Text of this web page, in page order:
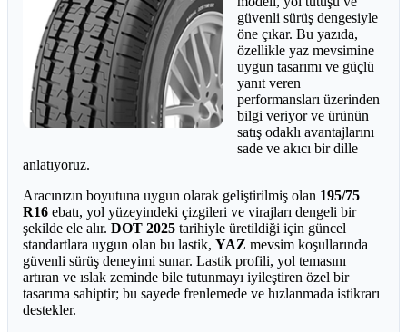
güvenli sürüş dengesiyle
öne çıkar. Bu yazıda,
özellikle yaz mevsimine
uygun tasarımı ve güçlü
yanıt veren
performansları üzerinden
bilgi veriyor ve ürünün
satış odaklı avantajlarını
sade ve akıcı bir dille
anlatıyoruz.
Aracınızın boyutuna uygun olarak geliştirilmiş olan 195/75
R16 ebatı, yol yüzeyindeki çizgileri ve virajları dengeli bir
şekilde ele alır. DOT 2025 tarihiyle üretildiği için güncel
standartlara uygun olan bu lastik, YAZ mevsim koşullarında
güvenli sürüş deneyimi sunar. Lastik profili, yol temasını
artıran ve ıslak zeminde bile tutunmayı iyileştiren özel bir
tasarıma sahiptir; bu sayede frenlemede ve hızlanmada istikrarı
destekler.